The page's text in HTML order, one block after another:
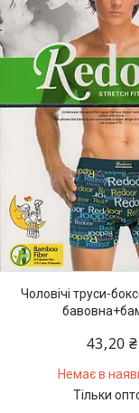
Чоловічі труси-
43,20 ₴
Немає в
Тільки